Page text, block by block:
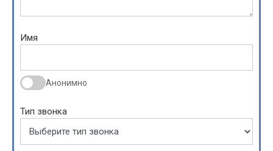
Имя
Анонимно
Тип звонка